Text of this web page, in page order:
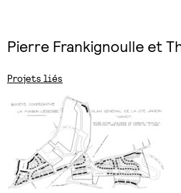
Pierre Frankignoulle et
Projets liés